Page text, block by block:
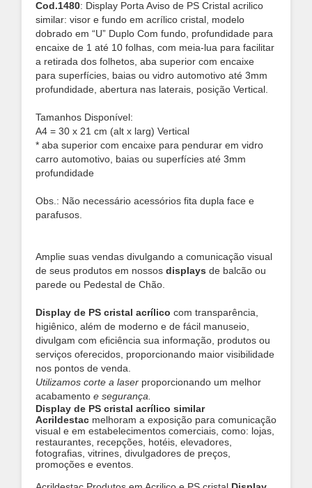
Cod.1480: Display Porta Aviso de PS Cristal acrilico
similar: visor e fundo em acrílico cristal, modelo
dobrado em “U” Duplo Com fundo, profundidade para
encaixe de 1 até 10 folhas, com meia-lua para facilitar
a retirada dos folhetos, aba superior com encaixe
para superfícies, baias ou vidro automotivo até 3mm
profundidade, abertura nas laterais, posição Vertical.
Tamanhos Disponível:
A4 = 30 x 21 cm (alt x larg) Vertical
* aba superior com encaixe para pendurar em vidro
carro automotivo, baias ou superfícies até 3mm
profundidade
Obs.: Não necessário acessórios fita dupla face e
parafusos.
Amplie suas vendas divulgando a comunicação visual
de seus produtos em nossos displays de balcão ou
parede ou Pedestal de Chão.
Display de PS cristal acrílico com transparência,
higiênico, além de moderno e de fácil manuseio,
divulgam com eficiência sua informação, produtos ou
serviços oferecidos, proporcionando maior visibilidade
nos pontos de venda.
Utilizamos corte a laser proporcionando um melhor
acabamento e segurança.
Display de PS cristal acrílico similar
Acrildestac melhoram a exposição para comunicação
visual e em estabelecimentos comerciais, como: lojas,
restaurantes, recepções, hotéis, elevadores,
fotografias, vitrines, divulgadores de preços,
promoções e eventos.